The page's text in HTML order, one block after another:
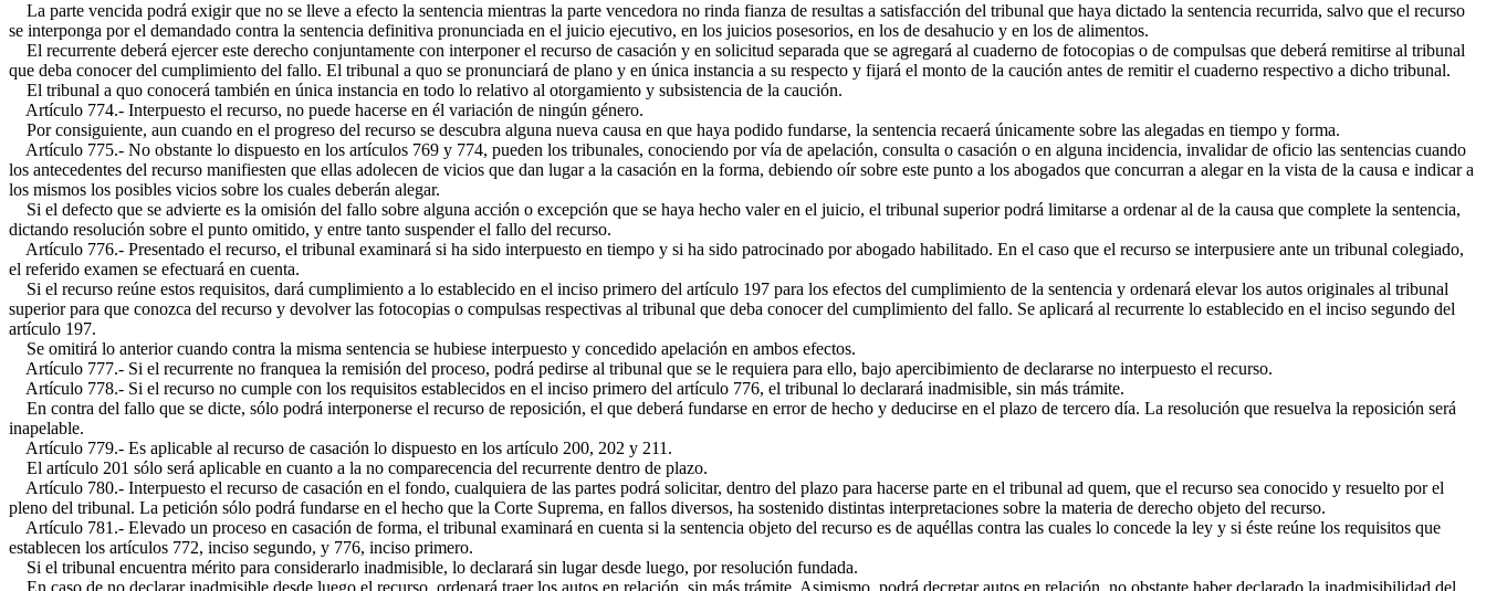
La parte vencida podrá exigir que no se lleve a efecto la sentencia mientras la parte vencedora no rinda fianza de resultas a satisfacción del tribunal que haya dictado la sentencia recurrida, salvo que el recurso
se interponga por el demandado contra la sentencia definitiva pronunciada en el juicio ejecutivo, en los juicios posesorios, en los de desahucio y en los de alimentos.
El recurrente deberá ejercer este derecho conjuntamente con interponer el recurso de casación y en solicitud separada que se agregará al cuaderno de fotocopias o de compulsas que deberá remitirse al tribunal
que deba conocer del cumplimiento del fallo. El tribunal a quo se pronunciará de plano y en única instancia a su respecto y fijará el monto de la caución antes de remitir el cuaderno respectivo a dicho tribunal.
El tribunal a quo conocerá también en única instancia en todo lo relativo al otorgamiento y subsistencia de la caución.
Artículo 774.- Interpuesto el recurso, no puede hacerse en él variación de ningún género.
Por consiguiente, aun cuando en el progreso del recurso se descubra alguna nueva causa en que haya podido fundarse, la sentencia recaerá únicamente sobre las alegadas en tiempo y forma.
Artículo 775.- No obstante lo dispuesto en los artículos 769 y 774, pueden los tribunales, conociendo por vía de apelación, consulta o casación o en alguna incidencia, invalidar de oficio las sentencias cuando
los antecedentes del recurso manifiesten que ellas adolecen de vicios que dan lugar a la casación en la forma, debiendo oír sobre este punto a los abogados que concurran a alegar en la vista de la causa e indicar a
los mismos los posibles vicios sobre los cuales deberán alegar.
Si el defecto que se advierte es la omisión del fallo sobre alguna acción o excepción que se haya hecho valer en el juicio, el tribunal superior podrá limitarse a ordenar al de la causa que complete la sentencia,
dictando resolución sobre el punto omitido, y entre tanto suspender el fallo del recurso.
Artículo 776.- Presentado el recurso, el tribunal examinará si ha sido interpuesto en tiempo y si ha sido patrocinado por abogado habilitado. En el caso que el recurso se interpusiere ante un tribunal colegiado,
el referido examen se efectuará en cuenta.
Si el recurso reúne estos requisitos, dará cumplimiento a lo establecido en el inciso primero del artículo 197 para los efectos del cumplimiento de la sentencia y ordenará elevar los autos originales al tribunal
superior para que conozca del recurso y devolver las fotocopias o compulsas respectivas al tribunal que deba conocer del cumplimiento del fallo. Se aplicará al recurrente lo establecido en el inciso segundo del
artículo 197.
Se omitirá lo anterior cuando contra la misma sentencia se hubiese interpuesto y concedido apelación en ambos efectos.
Artículo 777.- Si el recurrente no franquea la remisión del proceso, podrá pedirse al tribunal que se le requiera para ello, bajo apercibimiento de declararse no interpuesto el recurso.
Artículo 778.- Si el recurso no cumple con los requisitos establecidos en el inciso primero del artículo 776, el tribunal lo declarará inadmisible, sin más trámite.
En contra del fallo que se dicte, sólo podrá interponerse el recurso de reposición, el que deberá fundarse en error de hecho y deducirse en el plazo de tercero día. La resolución que resuelva la reposición será
inapelable.
Artículo 779.- Es aplicable al recurso de casación lo dispuesto en los artículo 200, 202 y 211.
El artículo 201 sólo será aplicable en cuanto a la no comparecencia del recurrente dentro de plazo.
Artículo 780.- Interpuesto el recurso de casación en el fondo, cualquiera de las partes podrá solicitar, dentro del plazo para hacerse parte en el tribunal ad quem, que el recurso sea conocido y resuelto por el
pleno del tribunal. La petición sólo podrá fundarse en el hecho que la Corte Suprema, en fallos diversos, ha sostenido distintas interpretaciones sobre la materia de derecho objeto del recurso.
Artículo 781.- Elevado un proceso en casación de forma, el tribunal examinará en cuenta si la sentencia objeto del recurso es de aquéllas contra las cuales lo concede la ley y si éste reúne los requisitos que
establecen los artículos 772, inciso segundo, y 776, inciso primero.
Si el tribunal encuentra mérito para considerarlo inadmisible, lo declarará sin lugar desde luego, por resolución fundada.
En caso de no declarar inadmisible desde luego el recurso, ordenará traer los autos en relación, sin más trámite. Asimismo, podrá decretar autos en relación, no obstante haber declarado la inadmisibilidad del